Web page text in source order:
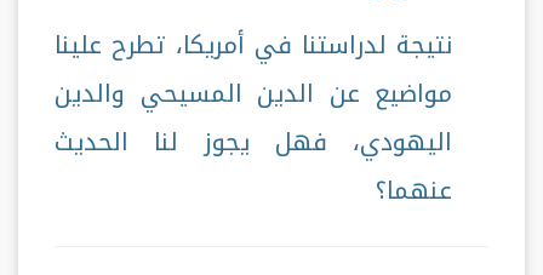
نتيجة لدراستنا في أمريكا، تطرح علينا
مواضيع عن الدين المسيحي والدين
اليهودي، فهل يجوز لنا الحديث
عنهما؟